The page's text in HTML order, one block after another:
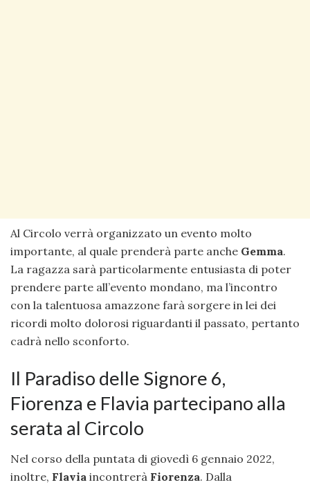
Al Circolo verrà organizzato un evento molto
importante, al quale prenderà parte anche Gemma.
La ragazza sarà particolarmente entusiasta di poter
prendere parte all’evento mondano, ma l’incontro
con la talentuosa amazzone farà sorgere in lei dei
ricordi molto dolorosi riguardanti il passato, pertanto
cadrà nello sconforto.
Il Paradiso delle Signore 6,
Fiorenza e Flavia partecipano alla
serata al Circolo
Nel corso della puntata di giovedì 6 gennaio 2022,
inoltre, Flavia incontrerà Fiorenza. Dalla